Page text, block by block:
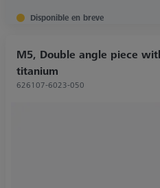
Disponible en breve
M5, Double angle piece
titanium
626107-6023-050